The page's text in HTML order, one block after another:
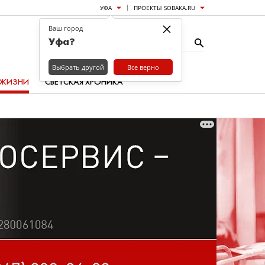
УФА ПРОЕКТЫ SOBAKA.RU
СВЕТСКАЯ ХРОНИКА
×
Ваш город
Уфа?
Выбрать другой Все верно